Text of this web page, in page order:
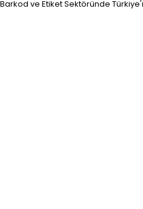
Barkod ve Etiket Sektöründe